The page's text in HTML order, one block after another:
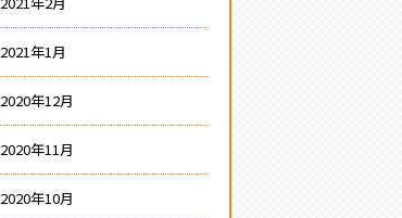
2021年1月
2020年12月
2020年11月
2020年10月